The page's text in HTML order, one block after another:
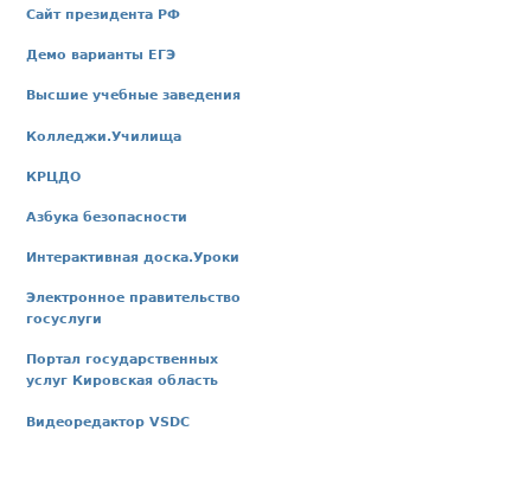
Сайт президента РФ
Демо варианты ЕГЭ
Высшие учебные заведения
Колледжи.Училища
КРЦДО
Азбука безопасности
Интерактивная доска.Уроки
Электронное правительство
госуслуги
Портал государственных
услуг Кировская область
Видеоредактор VSDC